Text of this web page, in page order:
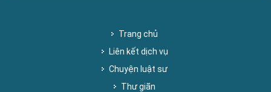
Trang chủ
Liên kết dịch vụ
Chuyện luật sư
Thư giãn